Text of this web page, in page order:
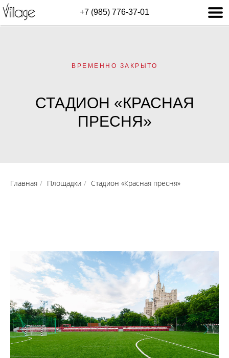
+7 (985) 776-37-01
ВРЕМЕННО ЗАКРЫТО
СТАДИОН «КРАСНАЯ
ПРЕСНЯ»
Главная / Площадки / Стадион «Красная пресня»